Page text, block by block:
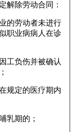
解除劳动合同：
的劳动者未进行
职业病病人在诊
工负伤并被确认
规定的医疗期内
乳期的；